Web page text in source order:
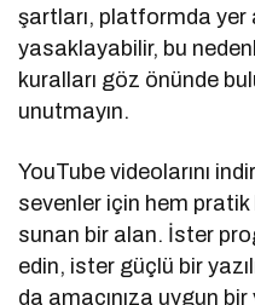
şartları, platformda yer
yasaklayabilir, bu
kuralları göz önünde
unutmayın.
YouTube videolarını
sevenler için hem
sunan bir alan. İster
edin, ister güçlü bir
da amacınıza uygun